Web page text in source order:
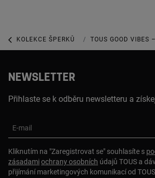
KOLEKCE ŠPERKŮ KOLEKCE TOUS
TOUS GOOD VIBES
NEWSLETTER
Přihlaste se k odběru newsletteru a
E-mail
Kliknutím na "Zaregistrovat se" souhlasíte s
zásadamiochrany osobních údajů TOUS a
přijímání marketingových komunikací od